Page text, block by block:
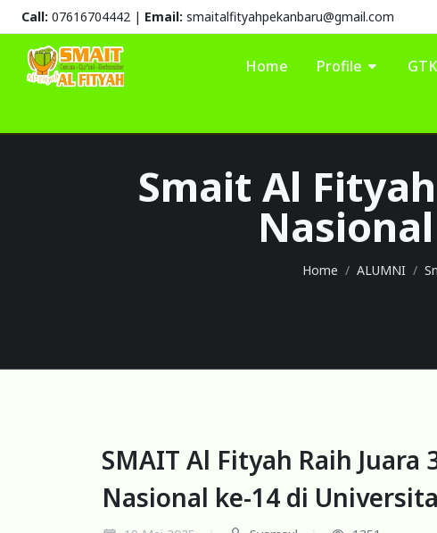
Call: 07616704442 | Email: smaitalfityahpekanbaru@gmail.com
Home Profile GTK
Smait Al
Home ALUMNI
SMAIT Al Fityah Raih Juara
Nasional ke-14 di